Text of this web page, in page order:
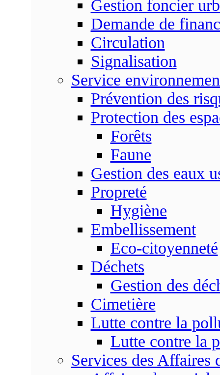
Gestion foncier
Demande de
Circulation
Signalisation
Service
Prévention des
Protection des
Forêts
Faune
Gestion des eaux
Propreté
Hygiène
Embellissement
Eco-citoyenneté
Déchets
Gestion des
Cimetière
Lutte contre la
Lutte contre la
Services des Affaires